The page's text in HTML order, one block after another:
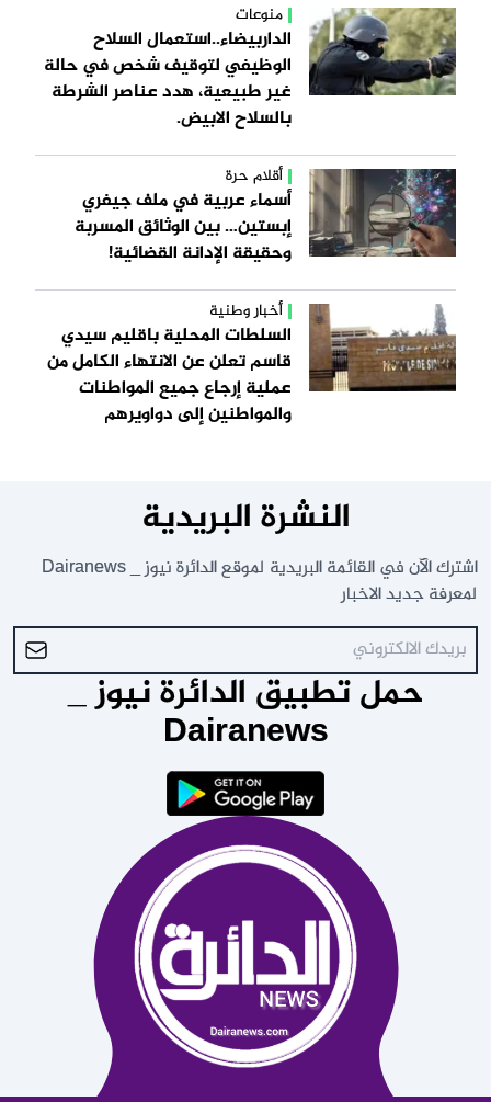
منوعات
الداربيضاء..استعمال السلاح
الوظيفي لتوقيف شخص في حالة
غير طبيعية، هدد عناصر الشرطة
بالسلاح الابيض.
أقلام حرة
أسماء عربية في ملف جيفري
إبستين… بين الوثائق المسربة
وحقيقة الإدانة القضائية!
أخبار وطنية
السلطات المحلية باقليم سيدي
قاسم تعلن عن الانتهاء الكامل من
عملية إرجاع جميع المواطنات
والمواطنين إلى دواويرهم
النشرة البريدية
اشترك الآن في القائمة البريدية لموقع الدائرة نيوز _ Dairanews
لمعرفة جديد الاخبار
حمل تطبيق الدائرة نيوز _
Dairanews